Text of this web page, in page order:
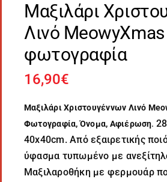
Μαξιλάρι
Λινό
φωτογραφία
16,90€
Μαξιλάρι Χριστουγέννων Λινό
Φωτογραφία, Όνομα, Αφιέρωση.
40x40cm. Από εξαιρετικής
ύφασμα τυπωμένο με
Μαξιλαροθήκη με φερμουάρ